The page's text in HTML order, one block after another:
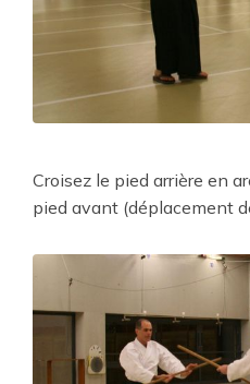
Croisez le pied arrière en
pied avant (déplacement